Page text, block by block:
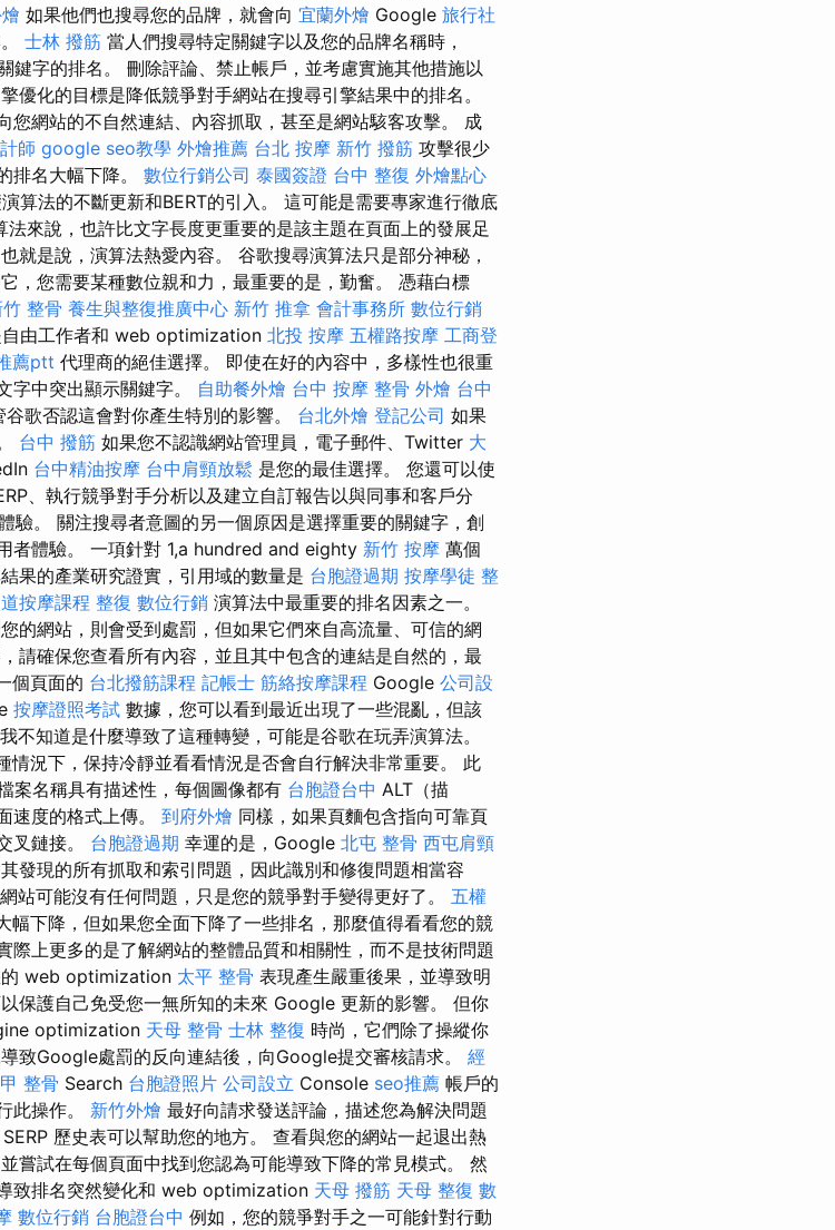
如果他們也搜尋您的品牌，就會向 宜蘭外燴 Google 旅行社
士林 撥筋 當人們搜尋特定關鍵字以及您的品牌名稱時，
鍵字的排名。 刪除評論、禁止帳戶，並考慮實施其他措施以
優化的目標是降低競爭對手網站在搜尋引擎結果中的排名。
您網站的不自然連結、內容抓取，甚至是網站駭客攻擊。 成
師 google seo教學 外燴推薦 台北 按摩 新竹 撥筋 攻擊很少
排名大幅下降。 數位行銷公司 泰國簽證 台中 整復 外燴點心
算法的不斷更新和BERT的引入。 這可能是需要專家進行徹底
來說，也許比文字長度更重要的是該主題在頁面上的發展足
就是說，演算法熱愛內容。 谷歌搜尋演算法只是部分神秘，
，您需要某種數位親和力，最重要的是，勤奮。 憑藉白標
竹 整骨 養生與整復推廣中心 新竹 推拿 會計事務所 數位行銷
由工作者和 web optimization 北投 按摩 五權路按摩 工商登
薦ptt 代理商的絕佳選擇。 即使在好的內容中，多樣性也很重
字中突出顯示關鍵字。 自助餐外燴 台中 按摩 整骨 外燴 台中
歌否認這會對你產生特別的影響。 台北外燴 登記公司 如果
台中 撥筋 如果您不認識網站管理員，電子郵件、Twitter 大
台中精油按摩 台中肩頸放鬆 是您的最佳選擇。 您還可以使
、執行競爭對手分析以及建立自訂報告以與同事和客戶分
。 關注搜尋者意圖的另一個原因是選擇重要的關鍵字，創
者體驗。 一項針對 1,a hundred and eighty 新竹 按摩 萬個
果的產業研究證實，引用域的數量是 台胞證過期 按摩學徒 整
按摩課程 整復 數位行銷 演算法中最重要的排名因素之一。
的網站，則會受到處罰，但如果它們來自高流量、可信的網
請確保您查看所有內容，並且其中包含的連結是自然的，最
個頁面的 台北撥筋課程 記帳士 筋絡按摩課程 Google 公司設
按摩證照考試 數據，您可以看到最近出現了一些混亂，但該
我不知道是什麼導致了這種轉變，可能是谷歌在玩弄演算法。
情況下，保持冷靜並看看情況是否會自行解決非常重要。 此
案名稱具有描述性，每個圖像都有 台胞證台中 ALT（描
速度的格式上傳。 到府外燴 同樣，如果頁麵包含指向可靠頁
叉鏈接。 台胞證過期 幸運的是，Google 北屯 整骨 西屯肩頸
發現的所有抓取和索引問題，因此識別和修復問題相當容
站可能沒有任何問題，只是您的競爭對手變得更好了。 五權
幅下降，但如果您全面下降了一些排名，那麼值得看看您的競
際上更多的是了解網站的整體品質和相關性，而不是技術問題
的 web optimization 太平 整骨 表現產生嚴重後果，並導致明
保護自己免受您一無所知的未來 Google 更新的影響。 但你
optimization 天母 整骨 士林 整復 時尚，它們除了操縱你
致Google處罰的反向連結後，向Google提交審核請求。 經
整骨 Search 台胞證照片 公司設立 Console seo推薦 帳戶的
此操作。 新竹外燴 最好向請求發送評論，描述您為解決問題
歷史表可以幫助您的地方。 查看與您的網站一起退出熱
嘗試在每個頁面中找到您認為可能導致下降的常見模式。 然
致排名突然變化和 web optimization 天母 撥筋 天母 整復 數
數位行銷 台胞證台中 例如，您的競爭對手之一可能針對行動